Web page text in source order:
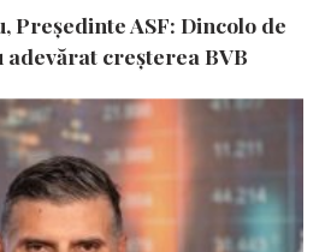
Președinte ASF: Dincolo de
adevărat creșterea BVB